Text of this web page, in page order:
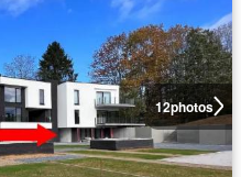
12photos